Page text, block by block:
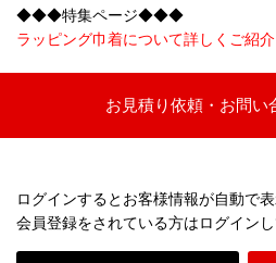
◆◆◆特集ページ◆◆◆
ラッピング巾着について詳しくご紹介
お見積り依頼・お問い
ログインするとお客様情報が自動で表
会員登録をされている方はログインし